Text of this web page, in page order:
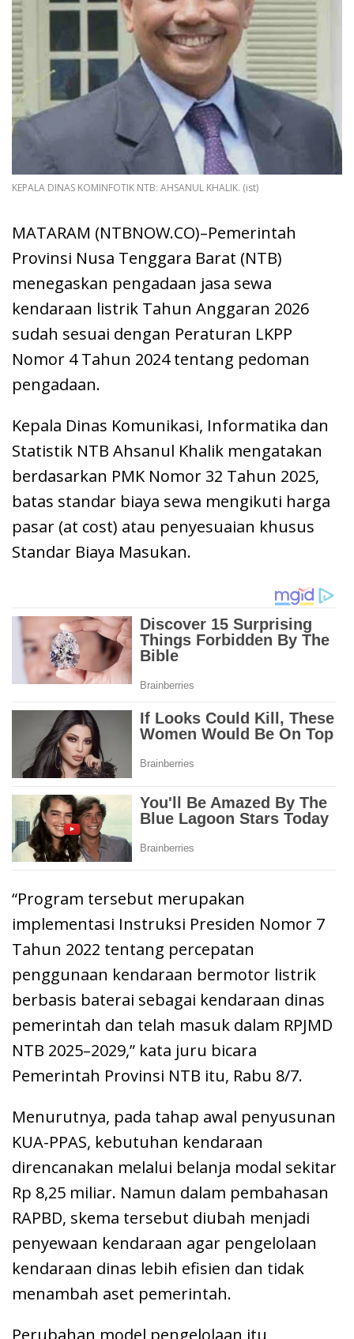
KEPALA DINAS KOMINFOTIK NTB: AHSANUL KHALIK. (ist)
MATARAM (NTBNOW.CO)–Pemerintah
Provinsi Nusa Tenggara Barat (NTB)
menegaskan pengadaan jasa sewa
kendaraan listrik Tahun Anggaran 2026
sudah sesuai dengan Peraturan LKPP
Nomor 4 Tahun 2024 tentang pedoman
pengadaan.
Kepala Dinas Komunikasi, Informatika dan
Statistik NTB Ahsanul Khalik mengatakan
berdasarkan PMK Nomor 32 Tahun 2025,
batas standar biaya sewa mengikuti harga
pasar (at cost) atau penyesuaian khusus
Standar Biaya Masukan.
“Program tersebut merupakan
implementasi Instruksi Presiden Nomor 7
Tahun 2022 tentang percepatan
penggunaan kendaraan bermotor listrik
berbasis baterai sebagai kendaraan dinas
pemerintah dan telah masuk dalam RPJMD
NTB 2025–2029,” kata juru bicara
Pemerintah Provinsi NTB itu, Rabu 8/7.
Menurutnya, pada tahap awal penyusunan
KUA-PPAS, kebutuhan kendaraan
direncanakan melalui belanja modal sekitar
Rp 8,25 miliar. Namun dalam pembahasan
RAPBD, skema tersebut diubah menjadi
penyewaan kendaraan agar pengelolaan
kendaraan dinas lebih efisien dan tidak
menambah aset pemerintah.
Perubahan model pengelolaan itu